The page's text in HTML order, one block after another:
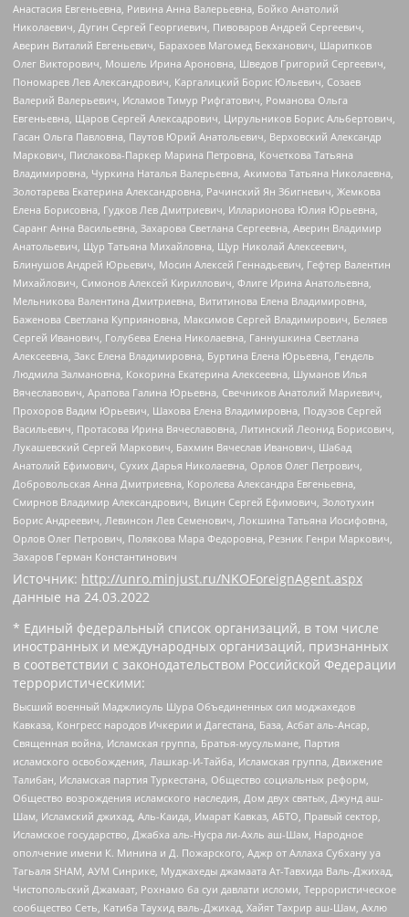
Анастасия Евгеньевна, Ривина Анна Валерьевна, Бойко Анатолий
Николаевич, Дугин Сергей Георгиевич, Пивоваров Андрей Сергеевич,
Аверин Виталий Евгеньевич, Барахоев Магомед Бекханович, Шарипков
Олег Викторович, Мошель Ирина Ароновна, Шведов Григорий Сергеевич,
Пономарев Лев Александрович, Каргалицкий Борис Юльевич, Созаев
Валерий Валерьевич, Исламов Тимур Рифгатович, Романова Ольга
Евгеньевна, Щаров Сергей Алексадрович, Цирульников Борис Альбертович,
Гасан Ольга Павловна, Паутов Юрий Анатольевич, Верховский Александр
Маркович, Пислакова-Паркер Марина Петровна, Кочеткова Татьяна
Владимировна, Чуркина Наталья Валерьевна, Акимова Татьяна Николаевна,
Золотарева Екатерина Александровна, Рачинский Ян Збигневич, Жемкова
Елена Борисовна, Гудков Лев Дмитриевич, Илларионова Юлия Юрьевна,
Саранг Анна Васильевна, Захарова Светлана Сергеевна, Аверин Владимир
Анатольевич, Щур Татьяна Михайловна, Щур Николай Алексеевич,
Блинушов Андрей Юрьевич, Мосин Алексей Геннадьевич, Гефтер Валентин
Михайлович, Симонов Алексей Кириллович, Флиге Ирина Анатольевна,
Мельникова Валентина Дмитриевна, Вититинова Елена Владимировна,
Баженова Светлана Куприяновна, Максимов Сергей Владимирович, Беляев
Сергей Иванович, Голубева Елена Николаевна, Ганнушкина Светлана
Алексеевна, Закс Елена Владимировна, Буртина Елена Юрьевна, Гендель
Людмила Залмановна, Кокорина Екатерина Алексеевна, Шуманов Илья
Вячеславович, Арапова Галина Юрьевна, Свечников Анатолий Мариевич,
Прохоров Вадим Юрьевич, Шахова Елена Владимировна, Подузов Сергей
Васильевич, Протасова Ирина Вячеславовна, Литинский Леонид Борисович,
Лукашевский Сергей Маркович, Бахмин Вячеслав Иванович, Шабад
Анатолий Ефимович, Сухих Дарья Николаевна, Орлов Олег Петрович,
Добровольская Анна Дмитриевна, Королева Александра Евгеньевна,
Смирнов Владимир Александрович, Вицин Сергей Ефимович, Золотухин
Борис Андреевич, Левинсон Лев Семенович, Локшина Татьяна Иосифовна,
Орлов Олег Петрович, Полякова Мара Федоровна, Резник Генри Маркович,
Захаров Герман Константинович
Источник: http://unro.minjust.ru/NKOForeignAgent.aspx
данные на 24.03.2022
* Единый федеральный список организаций, в том числе
иностранных и международных организаций, признанных
в соответствии с законодательством Российской Федерации
террористическими:
Высший военный Маджлисуль Шура Объединенных сил моджахедов
Кавказа, Конгресс народов Ичкерии и Дагестана, База, Асбат аль-Ансар,
Священная война, Исламская группа, Братья-мусульмане, Партия
исламского освобождения, Лашкар-И-Тайба, Исламская группа, Движение
Талибан, Исламская партия Туркестана, Общество социальных реформ,
Общество возрождения исламского наследия, Дом двух святых, Джунд аш-
Шам, Исламский джихад, Аль-Каида, Имарат Кавказ, АБТО, Правый сектор,
Исламское государство, Джабха аль-Нусра ли-Ахль аш-Шам, Народное
ополчение имени К. Минина и Д. Пожарского, Аджр от Аллаха Субхану уа
Тагьаля SHAM, АУМ Синрике, Муджахеды джамаата Ат-Тавхида Валь-Джихад,
Чистопольский Джамаат, Рохнамо ба суи давлати исломи, Террористическое
сообщество Сеть, Катиба Таухид валь-Джихад, Хайят Тахрир аш-Шам, Ахлю